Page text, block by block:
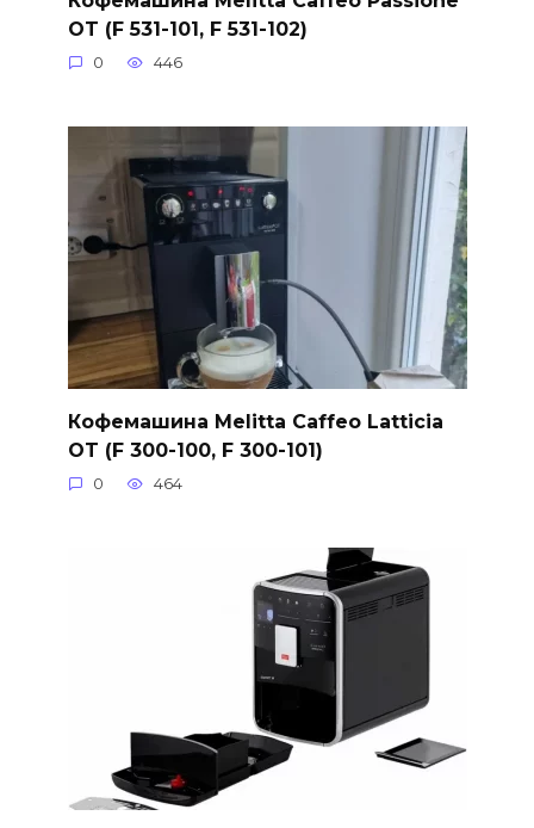
OT (F 531-101, F 531-102)
0 446
Кофемашина Melitta Caffeo Latticia
OT (F 300-100, F 300-101)
0 464